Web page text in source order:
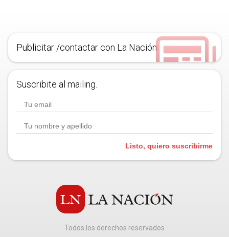
Publicitar /contactar con La Nación
Suscribite al mailing.
Listo, quiero suscribirme
Todos los derechos reservados